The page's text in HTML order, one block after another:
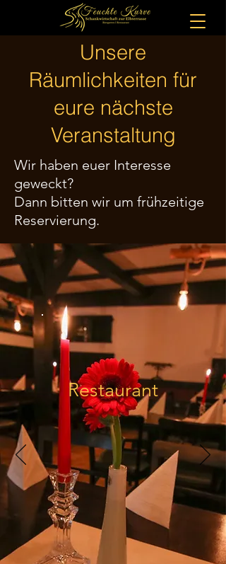
Unsere
Räumlichkeiten für
eure nächste
Veranstaltung
Wir haben euer Interesse
geweckt?
Dann bitten wir um frühzeitige
Reservierung.
Restaurant